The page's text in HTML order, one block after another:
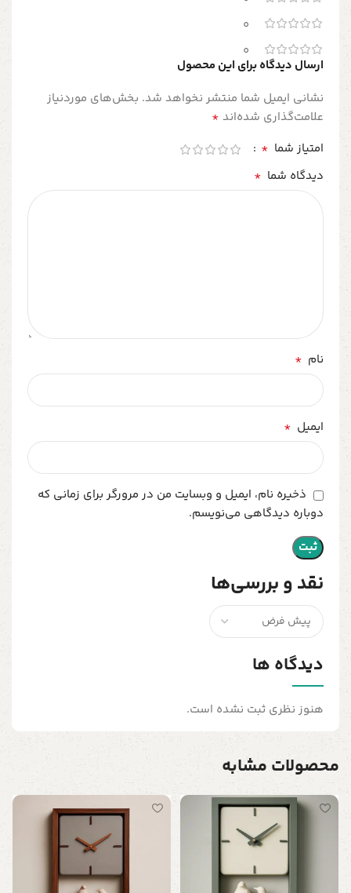
0
0
نقد و بررسی‌ها
دیدگاه ها
هنوز نظری ثبت نشده است.
ارسال دیدگاه برای این محصول
نشانی ایمیل شما منتشر نخواهد شد. بخش‌های موردنیاز
علامت‌گذاری شده‌اند *
امتیاز شما *
دیدگاه شما *
نام *
ایمیل *
ذخیره نام، ایمیل و وبسایت من در مرورگر برای زمانی که
دوباره دیدگاهی می‌نویسم.
محصولات مشابه